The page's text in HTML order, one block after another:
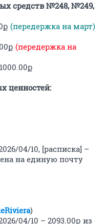
средств №248, №249,
(передержка на март)
(передержка на
ценностей:
04/10, [расписка] –
на единую почту
)
04/10 – 2093.00ք из